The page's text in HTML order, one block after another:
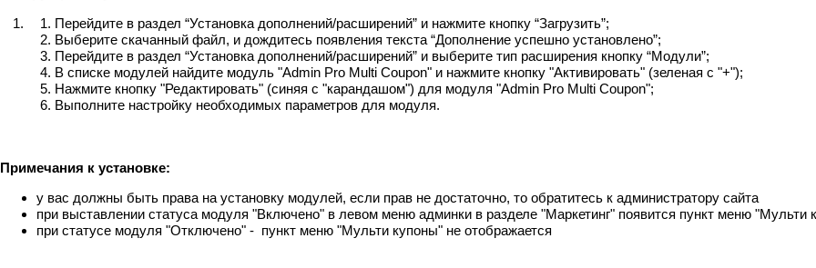
Перейдите в раздел “Установка дополнений/расширений” и нажмите кнопку “Загрузить”;
Выберите скачанный файл, и дождитесь появления текста “Дополнение успешно установлено”;
Перейдите в раздел “Установка дополнений/расширений” и выберите тип расширения кнопку “Модули”;
В списке модулей найдите модуль "Admin Pro Multi Coupon" и нажмите кнопку "Активировать" (зеленая с "+");
Нажмите кнопку "Редактировать" (синяя с "карандашом") для модуля "Admin Pro Multi Coupon";
Выполните настройку необходимых параметров для модуля.
Примечания к установке:
у вас должны быть права на установку модулей, если прав не достаточно, то обратитесь к администратору сайта
при выставлении статуса модуля "Включено" в левом меню админки в разделе "Маркетинг" появится пункт меню "Мульти
при статусе модуля "Отключено" - пункт меню "Мульти купоны" не отображается